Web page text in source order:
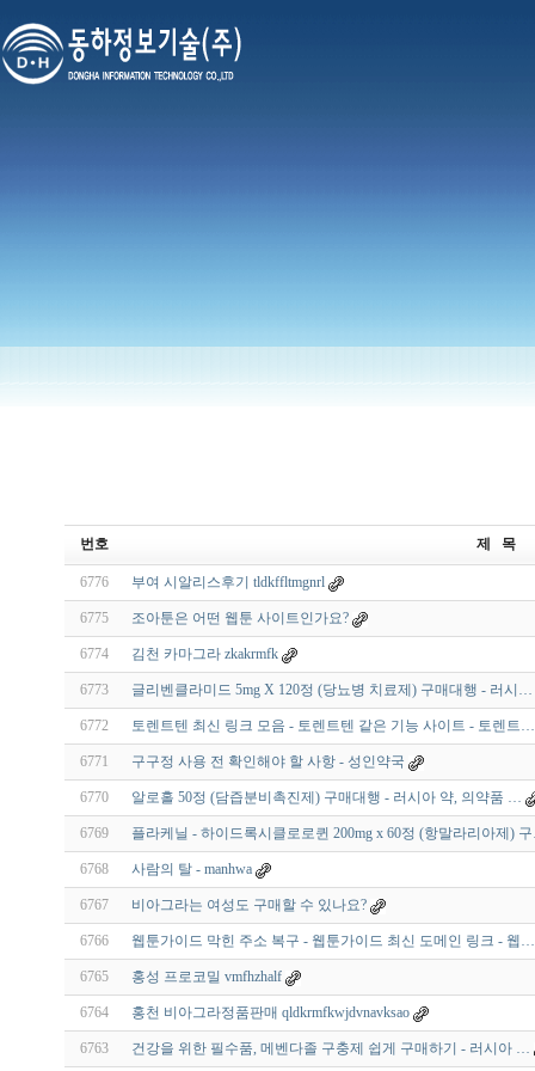
번호 제 목
6776 부여 시알리스후기 tldkffltmgnrl
6775 조아툰은 어떤 웹툰 사이트인가요?
6774 김천 카마그라 zkakrmfk
6773 글리벤클라미드 5mg X 120정 (당뇨병 치료제) 구매대행 - 러시…
6772 토렌트텐 최신 링크 모음 - 토렌트텐 같은 기능 사이트 - 토렌트…
6771 구구정 사용 전 확인해야 할 사항 - 성인약국
6770 알로홀 50정 (담즙분비촉진제) 구매대행 - 러시아 약, 의약품 …
6769 플라케닐 - 하이드록시클로로퀸 200mg x 60정 (항말라리아제)
6768 사람의 탈 - manhwa
6767 비아그라는 여성도 구매할 수 있나요?
6766 웹툰가이드 막힌 주소 복구 - 웹툰가이드 최신 도메인 링크 - 웹…
6765 홍성 프로코밀 vmfhzhalf
6764 홍천 비아그라정품판매 qldkrmfkwjdvnavksao
6763 건강을 위한 필수품, 메벤다졸 구충제 쉽게 구매하기 - 러시아 …